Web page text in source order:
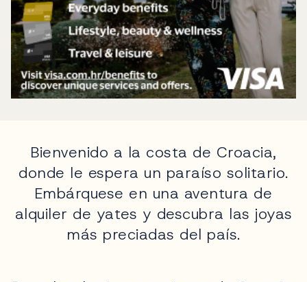
Bienvenido a la costa de Croacia,
donde le espera un paraíso solitario.
Embárquese en una aventura de
alquiler de yates y descubra las joyas
más preciadas del país.